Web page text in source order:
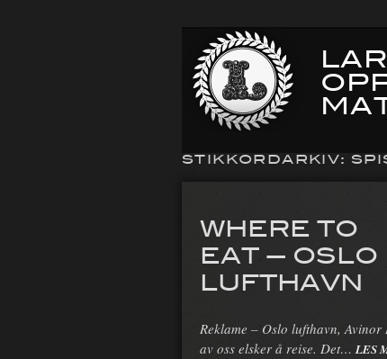
STIKKORDARKIV:
WHERE TO
EAT — OSLO
LUFTHAVN
Reklame – Oslo lufthavn, Avinor
av oss elsker å reise. Det… LES